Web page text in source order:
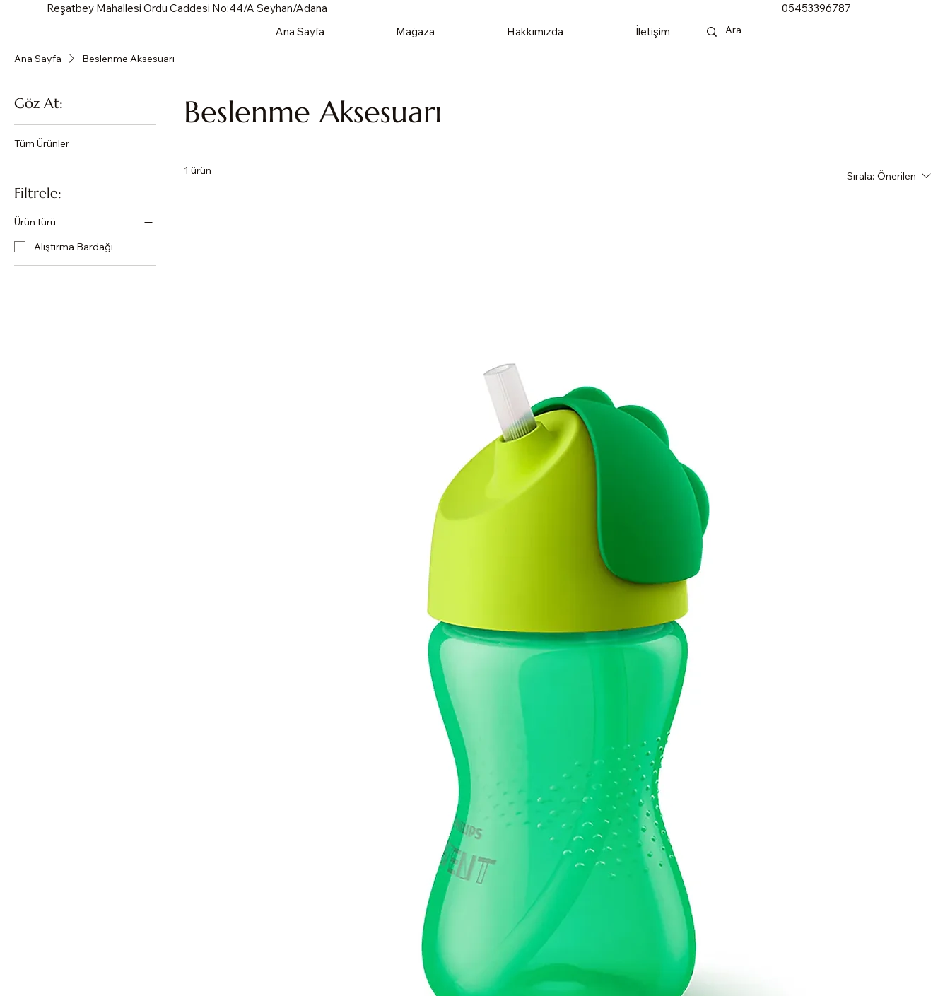
Reşatbey Mahallesi Ordu Caddesi No:44/A Seyhan/Adana
05453396787
Ana Sayfa
Mağaza Hakkımızda İletişim
Ana Sayfa Beslenme Aksesuarı
Göz At:
Tüm Ürünler
Filtrele:
Ürün türü
Alıştırma Bardağı
Beslenme Aksesuarı
1 ürün Sırala: Önerilen